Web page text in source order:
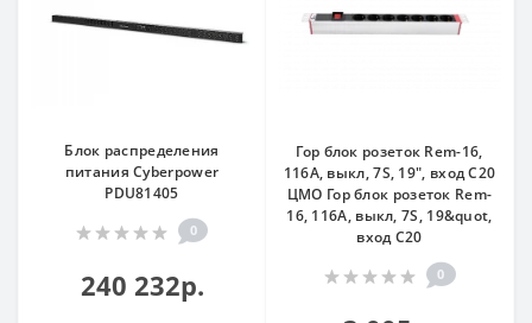
Блок распределения
питания Cyberpower
PDU81405
0
240 232р.
Гор блок розеток Rem-16,
116A, выкл, 7S, 19", вход C20
ЦМО Гор блок розеток Rem-
16, 116A, выкл, 7S, 19&quot,
вход C20
0